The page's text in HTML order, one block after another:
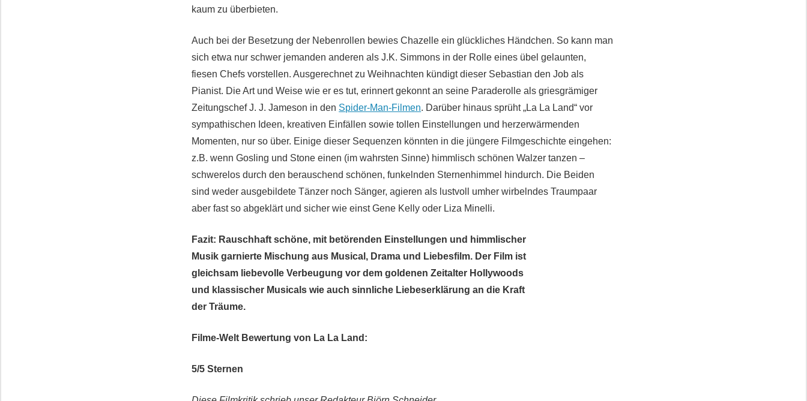
kaum zu überbieten.
Auch bei der Besetzung der Nebenrollen bewies Chazelle ein glückliches Händchen. So kann man
sich etwa nur schwer jemanden anderen als J.K. Simmons in der Rolle eines übel gelaunten,
fiesen Chefs vorstellen. Ausgerechnet zu Weihnachten kündigt dieser Sebastian den Job als
Pianist. Die Art und Weise wie er es tut, erinnert gekonnt an seine Paraderolle als griesgrämiger
Zeitungschef J. J. Jameson in den Spider-Man-Filmen. Darüber hinaus sprüht „La La Land“ vor
sympathischen Ideen, kreativen Einfällen sowie tollen Einstellungen und herzerwärmenden
Momenten, nur so über. Einige dieser Sequenzen könnten in die jüngere Filmgeschichte eingehen:
z.B. wenn Gosling und Stone einen (im wahrsten Sinne) himmlisch schönen Walzer tanzen –
schwerelos durch den berauschend schönen, funkelnden Sternenhimmel hindurch. Die Beiden
sind weder ausgebildete Tänzer noch Sänger, agieren als lustvoll umher wirbelndes Traumpaar
aber fast so abgeklärt und sicher wie einst Gene Kelly oder Liza Minelli.
Fazit: Rauschhaft schöne, mit betörenden Einstellungen und himmlischer
Musik garnierte Mischung aus Musical, Drama und Liebesfilm. Der Film ist
gleichsam liebevolle Verbeugung vor dem goldenen Zeitalter Hollywoods
und klassischer Musicals wie auch sinnliche Liebeserklärung an die Kraft
der Träume.
Filme-Welt Bewertung von La La Land :
5/5 Sternen